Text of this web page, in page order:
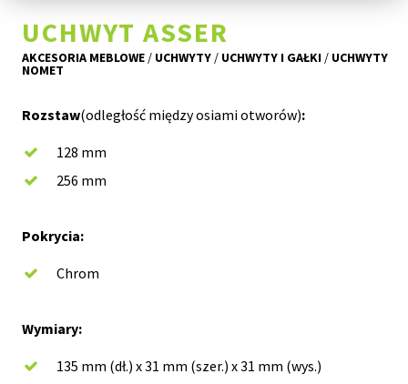
UCHWYT ASSER
AKCESORIA MEBLOWE/ UCHWYTY/ UCHWYTY I GAŁKI/ UCHWYTY
NOMET
Rozstaw(odległość między osiami otworów):
128 mm
256 mm
Pokrycia:
Chrom
Wymiary:
135 mm (dł.) x 31 mm (szer.) x 31 mm (wys.)